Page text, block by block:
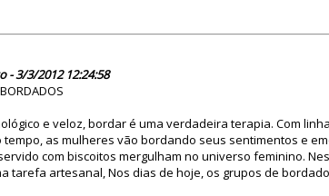
- 3/3/2012 12:24:58
e veloz, bordar é uma verdadeira terapia. Com
as mulheres vão bordando seus sentimentos e
com biscoitos mergulham no universo feminino.
tarefa artesanal, Nos dias de hoje, os grupos de